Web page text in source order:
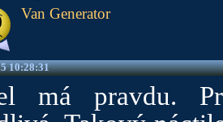
Van Generator
10:28:31
má pravdu.